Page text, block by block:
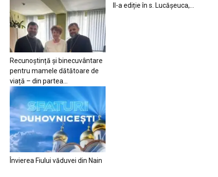
Recunoștință și binecuvântare
pentru mamele dătătoare de
viață – din partea...
II-a ediție în s. Lucășeuca,...
Învierea Fiului văduvei din Nain